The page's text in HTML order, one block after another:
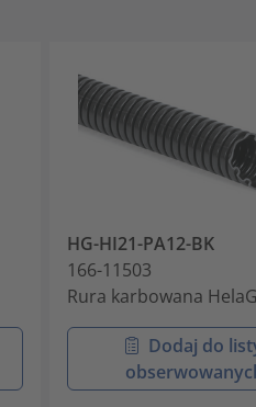
HG-HI21-PA12-BK
166-11503
Rura karbowana
Dodaj do